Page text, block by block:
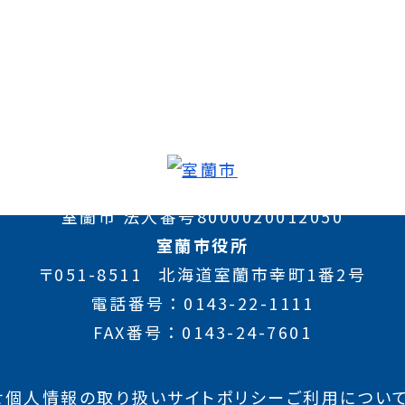
室蘭市 法人番号8000020012050
室蘭市役所
〒051-8511
北海道室蘭市幸町1番2号
電話番号
0143-22-1111
FAX番号
0143-24-7601
個人情報の取り扱いサイトポリシーご利用について